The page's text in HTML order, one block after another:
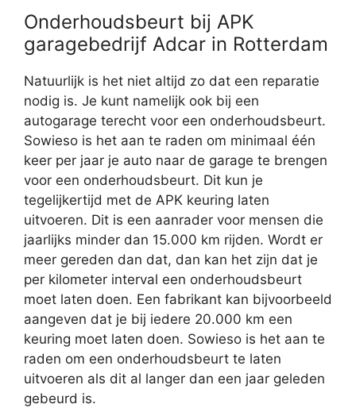
Onderhoudsbeurt bij APK
garagebedrijf Adcar in Rotterdam
Natuurlijk is het niet altijd zo dat een reparatie
nodig is. Je kunt namelijk ook bij een
autogarage terecht voor een onderhoudsbeurt.
Sowieso is het aan te raden om minimaal één
keer per jaar je auto naar de garage te brengen
voor een onderhoudsbeurt. Dit kun je
tegelijkertijd met de APK keuring laten
uitvoeren. Dit is een aanrader voor mensen die
jaarlijks minder dan 15.000 km rijden. Wordt er
meer gereden dan dat, dan kan het zijn dat je
per kilometer interval een onderhoudsbeurt
moet laten doen. Een fabrikant kan bijvoorbeeld
aangeven dat je bij iedere 20.000 km een
keuring moet laten doen. Sowieso is het aan te
raden om een onderhoudsbeurt te laten
uitvoeren als dit al langer dan een jaar geleden
gebeurd is.